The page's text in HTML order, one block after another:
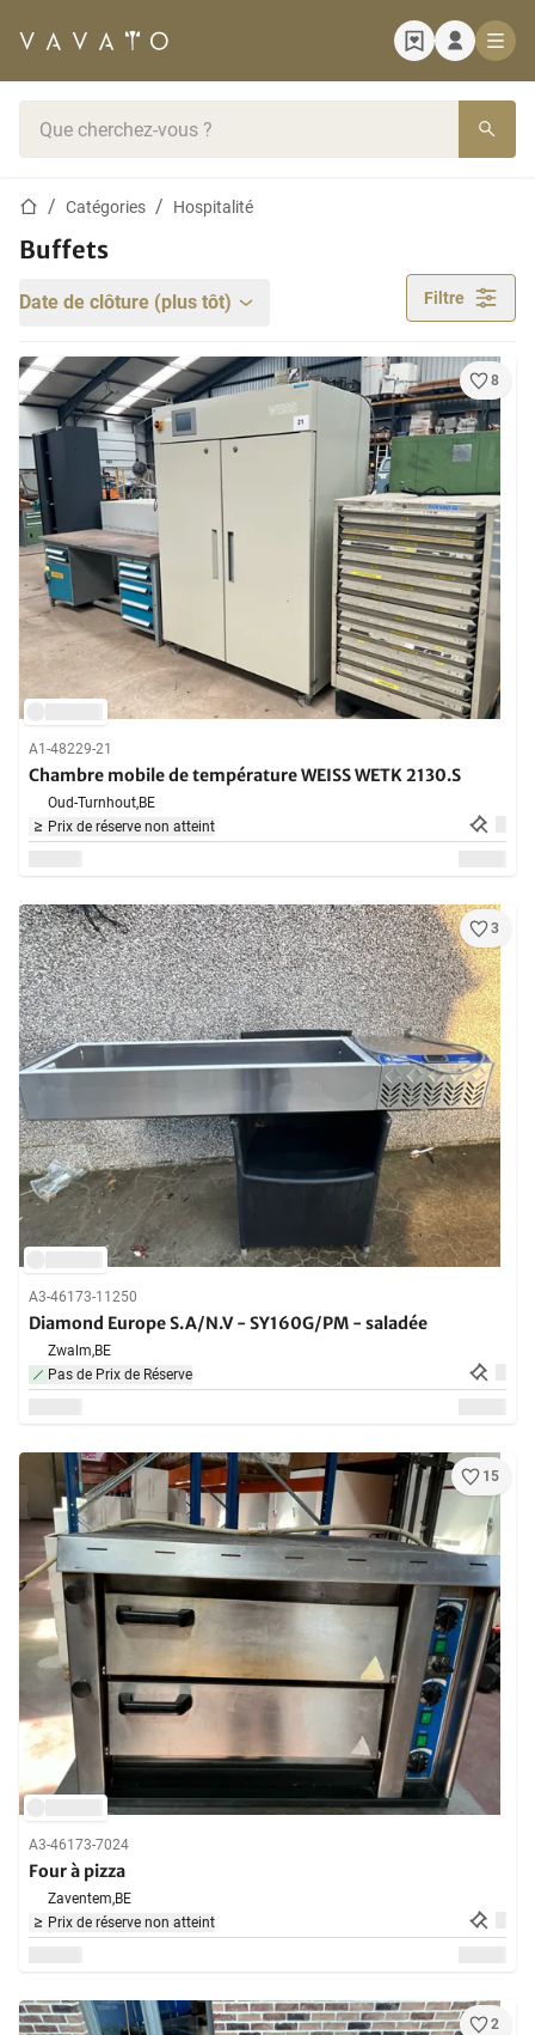
Page d'accueil
Catégories Hospitalité
Buffets
Date de clôture (plus tôt) Filtre
8
A1-48229-21
Chambre mobile de température WEISS WETK 2130.S
Oud-Turnhout,BE
Prix de réserve non atteint
3
A3-46173-11250
Diamond Europe S.A/N.V - SY160G/PM - saladée
Zwalm,BE
Pas de Prix de Réserve
15
A3-46173-7024
Four à pizza
Zaventem,BE
Prix de réserve non atteint
2